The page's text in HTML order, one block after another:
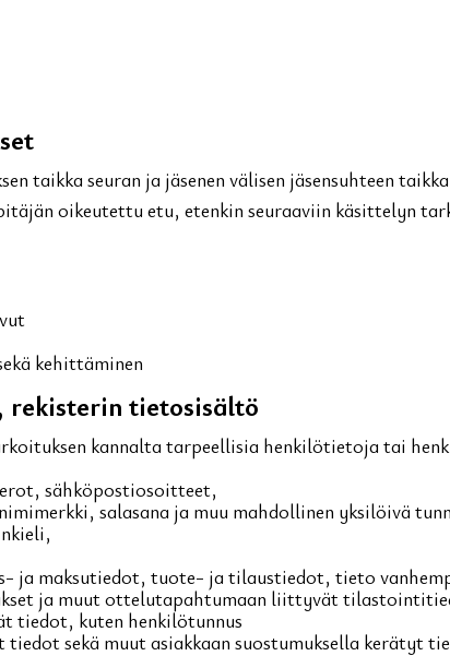
taikka seuran ja jäsenen välisen jäsensuhteen
oikeutettu etu, etenkin seuraaviin käsittelyn
kehittäminen
rekisterin tietosisältö
kannalta tarpeellisia henkilötietoja tai
sähköpostiosoitteet,
salasana ja muu mahdollinen yksilöivä
ja maksutiedot, tuote- ja tilaustiedot, tieto
ja muut ottelutapahtumaan liittyvät
tiedot, kuten henkilötunnus
sekä muut asiakkaan suostumuksella kerätyt